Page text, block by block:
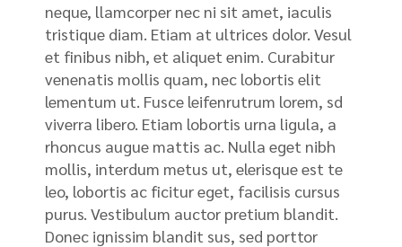
neque, llamcorper nec ni sit amet, iaculis
tristique diam. Etiam at ultrices dolor. Vesul
et finibus nibh, et aliquet enim. Curabitur
venenatis mollis quam, nec lobortis elit
lementum ut. Fusce leifenrutrum lorem, sd
viverra libero. Etiam lobortis urna ligula, a
rhoncus augue mattis ac. Nulla eget nibh
mollis, interdum metus ut, elerisque est te
leo, lobortis ac ficitur eget, facilisis cursus
purus. Vestibulum auctor pretium blandit.
Donec ignissim blandit sus, sed porttor